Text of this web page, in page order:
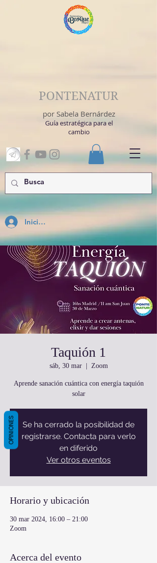
Inicia Sesión
PONTENATUR
por Sabela Bernárdez
Guía estratégica para el
cambio
Taquión 1
sáb, 30 mar
  |
Zoom
Aprende sanación cuántica con energía taquión
solar
Se ha cerrado la posibilidad de
registrarse. Contacta para verlo
en diferido
Ver otros eventos
Horario y ubicación
30 mar 2024, 16:00 – 21:00
Zoom
Acerca del evento
OPINIONES